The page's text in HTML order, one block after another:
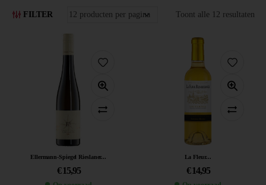
FILTER Toont alle 12 resultaten
Ellermann-Spiegel Rieslaner...
€15,95
La Fleur...
€14,95